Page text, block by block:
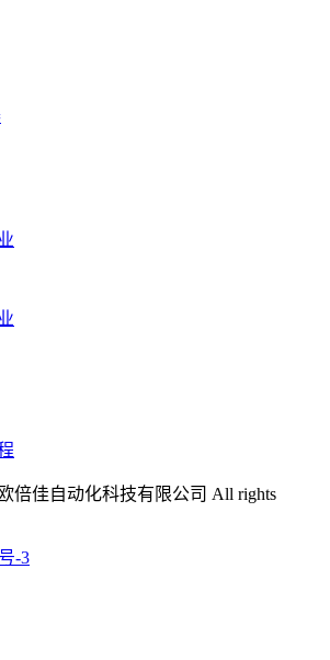
倍佳自动化科技有限公司 All rights
-3